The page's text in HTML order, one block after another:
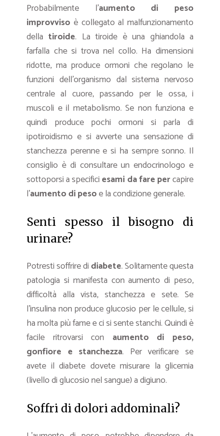
Probabilmente l’aumento di peso
improvviso è collegato al malfunzionamento
della tiroide. La tiroide è una ghiandola a
farfalla che si trova nel collo. Ha dimensioni
ridotte, ma produce ormoni che regolano le
funzioni dell’organismo dal sistema nervoso
centrale al cuore, passando per le ossa, i
muscoli e il metabolismo. Se non funziona e
quindi produce pochi ormoni si parla di
ipotiroidismo e si avverte una sensazione di
stanchezza perenne e si ha sempre sonno. Il
consiglio è di consultare un endocrinologo e
sottoporsi a specifici esami da fare percapire
l’aumento di pesoe la condizione generale.
Senti spesso il bisogno di
urinare?
Potresti soffrire di diabete. Solitamente questa
patologia si manifesta con aumento di peso,
difficoltà alla vista, stanchezza e sete. Se
l’insulina non produce glucosio per le cellule, si
ha molta più fame e ci si sente stanchi. Quindi è
facile ritrovarsi con aumento di peso,
gonfiore e stanchezza. Per verificare se
avete il diabete dovete misurare la glicemia
(livello di glucosio nel sangue) a digiuno.
Soffri di dolori addominali?